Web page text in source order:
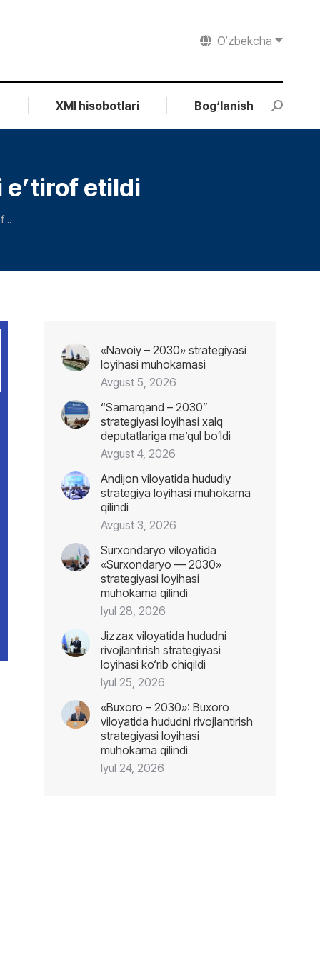
O‘zbekcha
XMI hisobotlari Bog‘lanish Search:
etildi
«Navoiy – 2030» strategiyasi
loyihasi muhokamasi
Avgust 5, 2026
“Samarqand – 2030”
strategiyasi loyihasi xalq
deputatlariga maʼqul boʻldi
Avgust 4, 2026
Andijon viloyatida hududiy
strategiya loyihasi muhokama
qilindi
Avgust 3, 2026
Surxondaryo viloyatida
«Surxondaryo — 2030»
strategiyasi loyihasi
muhokama qilindi
Iyul 28, 2026
Jizzax viloyatida hududni
rivojlantirish strategiyasi
loyihasi ko‘rib chiqildi
Iyul 25, 2026
«Buxoro – 2030»: Buxoro
viloyatida hududni rivojlantirish
strategiyasi loyihasi
muhokama qilindi
Iyul 24, 2026